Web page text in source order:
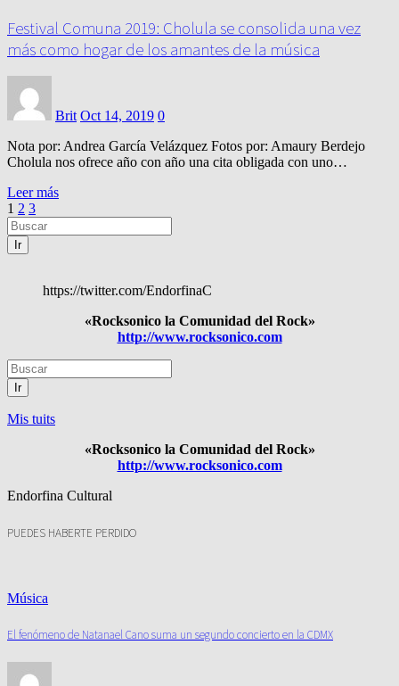
Festival Comuna 2019: Cholula se consolida una vez
más como hogar de los amantes de la música
Brit Oct 14, 2019 0
Nota por: Andrea García Velázquez Fotos por: Amaury Berdejo
Cholula nos ofrece año con año una cita obligada con uno…
Leer más
Paginación
de
entradas
1 2 3
Ir
https://twitter.com/EndorfinaC
«Rocksonico la Comunidad del Rock»
http://www.rocksonico.com
Ir
Mis tuits
«Rocksonico la Comunidad del Rock»
http://www.rocksonico.com
Endorfina Cultural
PUEDES HABERTE PERDIDO
Música
El fenómeno de Natanael Cano suma un segundo concierto en la CDMX